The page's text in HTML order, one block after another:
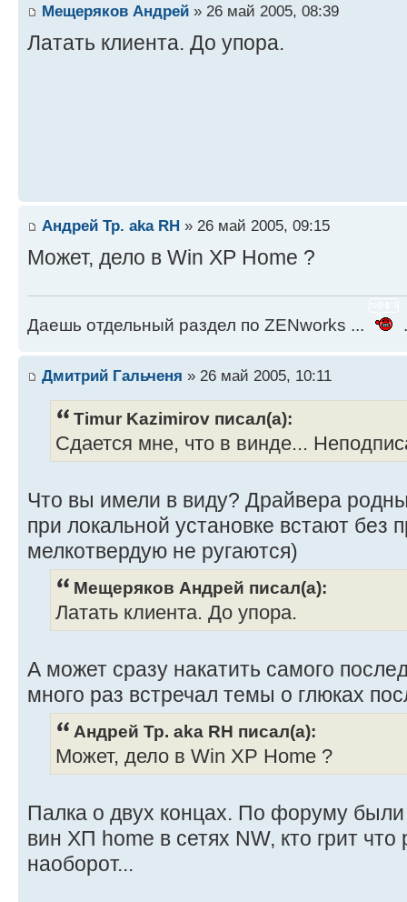
Мещеряков Андрей » 26 май 2005, 08:39
Латать клиента. До упора.
Андрей Тр. aka RH » 26 май 2005, 09:15
Может, дело в Win XP Home ?
Даешь отдельный раздел по ZENworks ...
Дмитрий Гальченя » 26 май 2005, 10:11
Timur Kazimirov писал(а):
Сдается мне, что в винде...
Что вы имели в виду? Драйвера
при локальной установке встают без
мелкотвердую не ругаются)
Мещеряков Андрей писал(а):
Латать клиента. До упора.
А может сразу накатить самого
много раз встречал темы о глюках
Андрей Тр. aka RH писал(а):
Может, дело в Win XP Home ?
Палка о двух концах. По форуму
вин ХП home в сетях NW, кто грит
наоборот...